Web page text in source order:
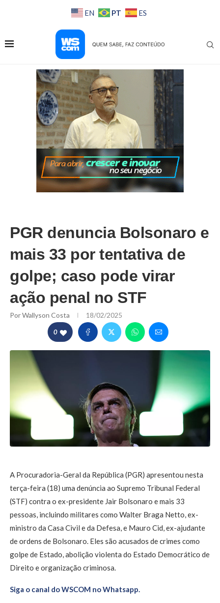
EN PT ES
PGR denuncia Bolsonaro e
mais 33 por tentativa de
golpe; caso pode virar
ação penal no STF
PorWallyson Costa 18/02/2025
0
A Procuradoria-Geral da República (PGR) apresentou nesta
terça-feira (18) uma denúncia ao Supremo Tribunal Federal
(STF) contra o ex-presidente Jair Bolsonaro e mais 33
pessoas, incluindo militares como Walter Braga Netto, ex-
ministro da Casa Civil e da Defesa, e Mauro Cid, ex-ajudante
de ordens de Bolsonaro. Eles são acusados de crimes como
golpe de Estado, abolição violenta do Estado Democrático de
Direito e organização criminosa.
Siga o canal do WSCOM no Whatsapp.